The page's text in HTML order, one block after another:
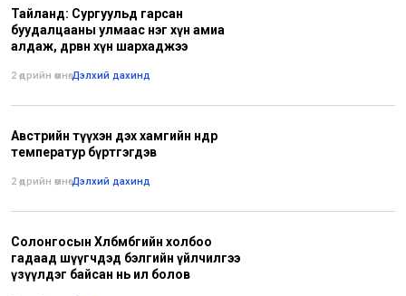
Тайланд: Сургуульд гарсан
буудалцааны улмаас нэг хүн амиа
алдаж, дөрвөн хүн шархаджээ
2 өдрийн өмнө•Дэлхий дахинд
Австрийн түүхэн дэх хамгийн өндөр
температур бүртгэгдэв
2 өдрийн өмнө•Дэлхий дахинд
Солонгосын Хөлбөмбөгийн холбоо
гадаад шүүгчдэд бэлгийн үйлчилгээ
үзүүлдэг байсан нь ил болов